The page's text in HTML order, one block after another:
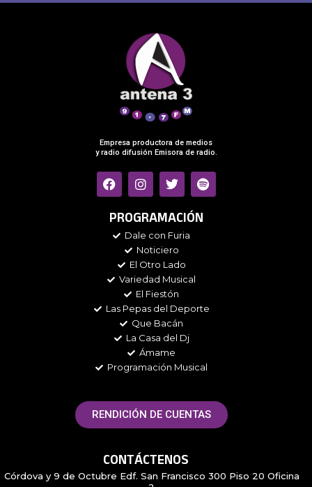
Empresa productora de medios
y radio difusión Emisora de radio.
F
a
e
o
I
n
t
g
r
a
m
T
w
t
e
r
S
p
t
PROGRAMACIÓN
Dale con Furia
Noticiero
El Otro Lado
Variedad Musical
El Fiestón
Las Pepas del Deporte
Que Bacán
La Casa del Dj
Ámame
Programación Musical
RENDICIÓN DE CUENTAS
CONTÁCTENOS
Córdova y 9 de Octubre Edf. San Francisco 300 Piso 20 Oficina